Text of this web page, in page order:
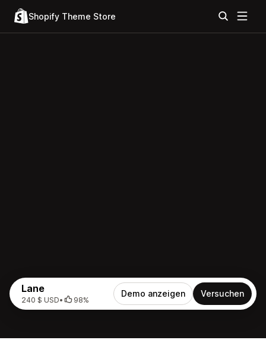
Shopify Theme Store
Lane
240 $ USD• 98%
Demo anzeigen Versuchen